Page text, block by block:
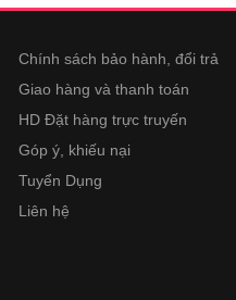
Chính sách bảo hành, đổi trả
Giao hàng và thanh toán
HD Đặt hàng trực truyến
Góp ý, khiếu nại
Tuyển Dụng
Liên hệ